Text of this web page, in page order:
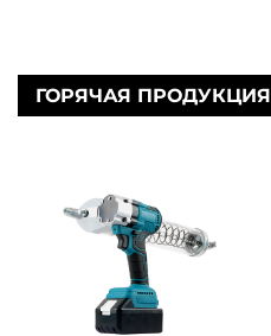
ГОРЯЧАЯ ПРОДУКЦИЯ